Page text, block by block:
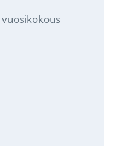
vuosikokous